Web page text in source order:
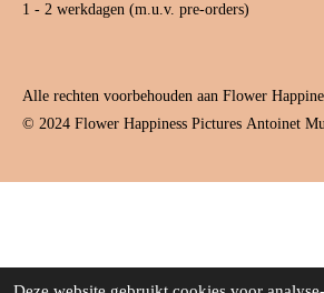
1 - 2 werkdagen (m.u.v. pre-orders)
Alle rechten voorbehouden aan Flower
© 2024 Flower Happiness Pictures Antoinet